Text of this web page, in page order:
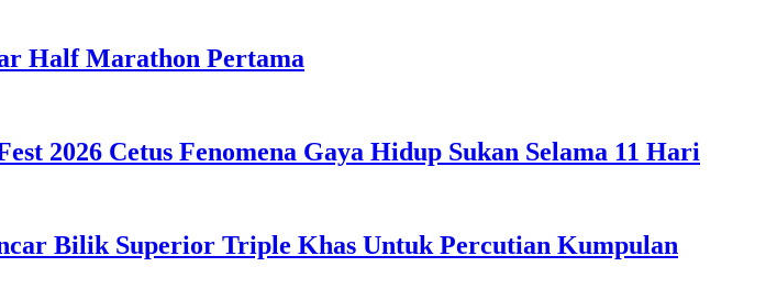
Half Marathon Pertama
2026 Cetus Fenomena Gaya Hidup Sukan Selama 11 Hari
Bilik Superior Triple Khas Untuk Percutian Kumpulan